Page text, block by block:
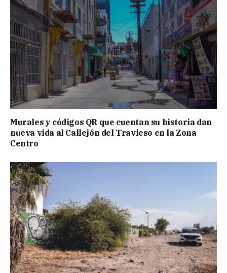
Murales y códigos QR que cuentan su historia dan
nueva vida al Callejón del Travieso en la Zona
Centro